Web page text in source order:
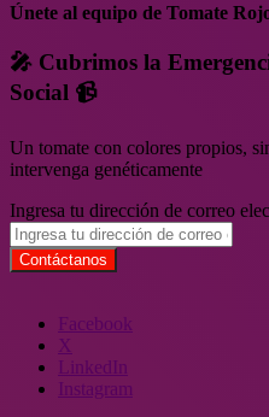
Únete al equipo de Tomate
🎤 Cubrimos la
Social 📹
Un tomate con colores propios,
intervenga genéticamente
Ingresa tu dirección de correo
Facebook
X
LinkedIn
Instagram